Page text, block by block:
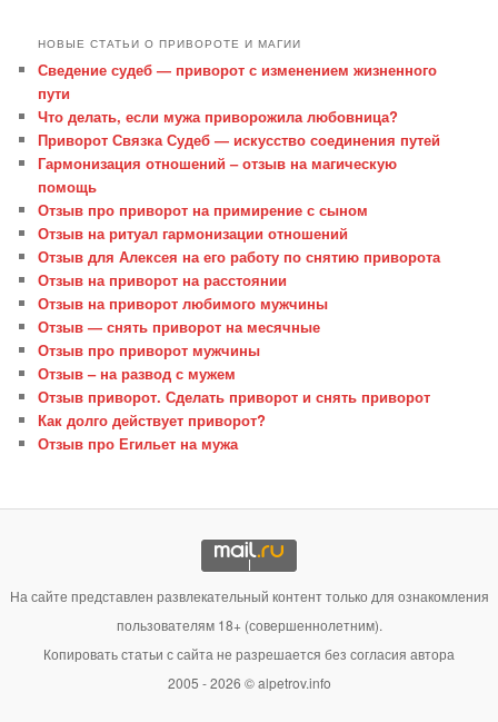
НОВЫЕ СТАТЬИ О ПРИВОРОТЕ И МАГИИ
Сведение судеб — приворот с изменением жизненного
пути
Что делать, если мужа приворожила любовница?
Приворот Связка Судеб — искусство соединения путей
Гармонизация отношений – отзыв на магическую
помощь
Отзыв про приворот на примирение с сыном
Отзыв на ритуал гармонизации отношений
Отзыв для Алексея на его работу по снятию приворота
Отзыв на приворот на расстоянии
Отзыв на приворот любимого мужчины
Отзыв — снять приворот на месячные
Отзыв про приворот мужчины
Отзыв – на развод с мужем
Отзыв приворот. Сделать приворот и снять приворот
Как долго действует приворот?
Отзыв про Егильет на мужа
На сайте представлен развлекательный контент только для ознакомления
пользователям 18+ (совершеннолетним).
Копировать статьи с сайта не разрешается без согласия автора
2005 - 2026 © alpetrov.info